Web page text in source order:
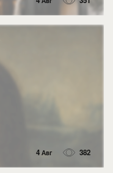
4 Авг 382